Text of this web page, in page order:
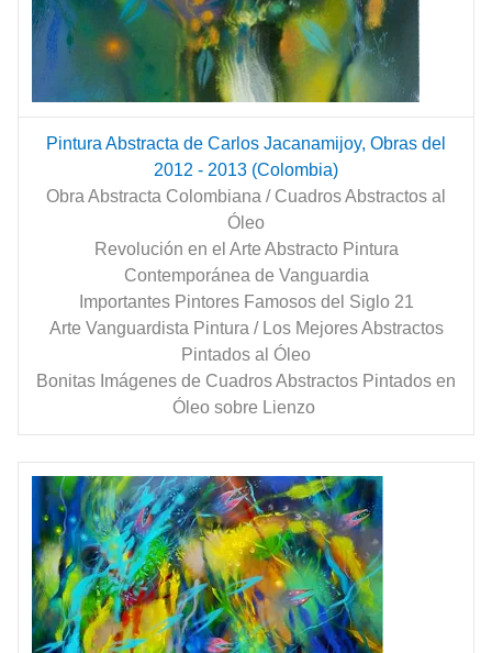
Pintura Abstracta de Carlos Jacanamijoy, Obras del
2012 - 2013 (Colombia)
Obra Abstracta Colombiana / Cuadros Abstractos al
Óleo
Revolución en el Arte Abstracto Pintura
Contemporánea de Vanguardia
Importantes Pintores Famosos del Siglo 21
Arte Vanguardista Pintura / Los Mejores Abstractos
Pintados al Óleo
Bonitas Imágenes de Cuadros Abstractos Pintados en
Óleo sobre Lienzo